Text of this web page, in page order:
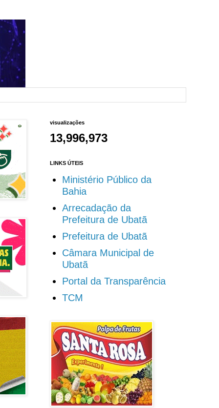
visualizações
13,996,973
LINKS ÚTEIS
Ministério Público da
Bahia
Arrecadação da
Prefeitura de Ubatã
Prefeitura de Ubatã
Câmara Municipal de
Ubatã
Portal da Transparência
TCM